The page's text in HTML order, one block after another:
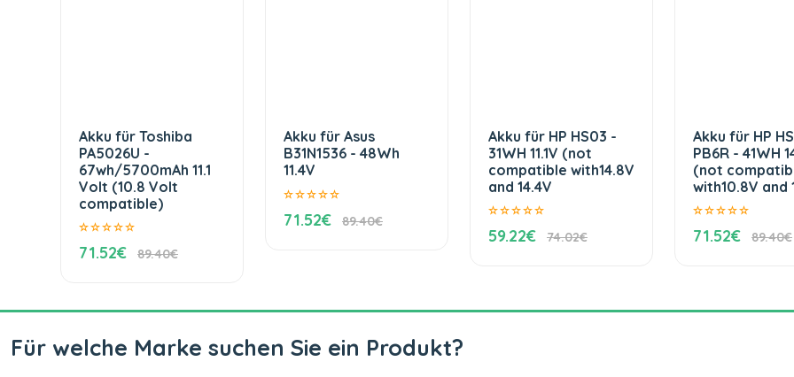
Akku für Toshiba
PA5026U -
67wh/5700mAh 11.1
Volt (10.8 Volt
compatible)
71.52€ 89.40€
Akku für Asus
B31N1536 - 48Wh
11.4V
71.52€ 89.40€
Akku für HP HS03 -
31WH 11.1V (not
compatible with14.8V
and 14.4V
59.22€ 74.02€
Akku für HP
PB6R - 41WH
(not
with10.8V and
71.52€ 89.40€
Für welche Marke suchen Sie ein Produkt?